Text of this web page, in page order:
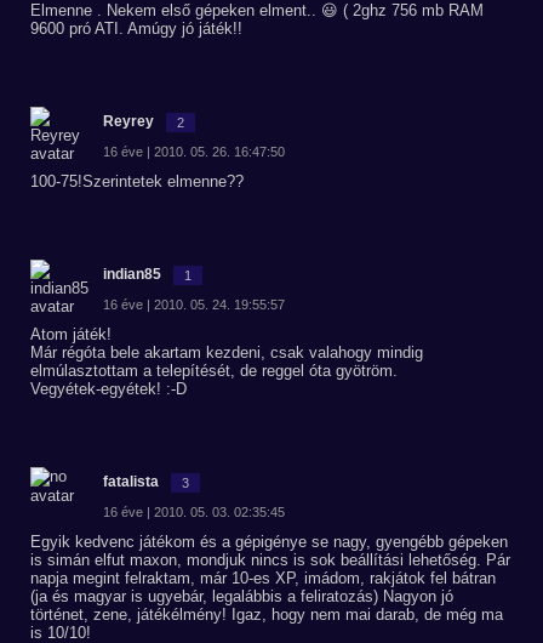
Elmenne . Nekem első gépeken elment.. 😃 ( 2ghz 756 mb RAM
9600 pró ATI. Amúgy jó játék!!
Reyrey 2
16 éve | 2010. 05. 26. 16:47:50
100-75!Szerintetek elmenne??
indian85 1
16 éve | 2010. 05. 24. 19:55:57
Atom játék!
Már régóta bele akartam kezdeni, csak valahogy mindig
elmúlasztottam a telepítését, de reggel óta gyötröm.
Vegyétek-egyétek! :-D
fatalista 3
16 éve | 2010. 05. 03. 02:35:45
Egyik kedvenc játékom és a gépigénye se nagy, gyengébb gépeken
is simán elfut maxon, mondjuk nincs is sok beállítási lehetőség. Pár
napja megint felraktam, már 10-es XP, imádom, rakjátok fel bátran
(ja és magyar is ugyebár, legalábbis a feliratozás) Nagyon jó
történet, zene, játékélmény! Igaz, hogy nem mai darab, de még ma
is 10/10!